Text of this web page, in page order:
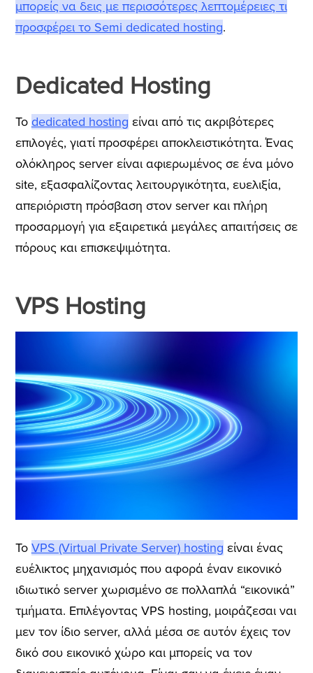
μπορείς να δεις με περισσότερες λεπτομέρειες τι
προσφέρει το Semi dedicated hosting.
Dedicated Hosting
Το dedicated hosting είναι από τις ακριβότερες
επιλογές, γιατί προσφέρει αποκλειστικότητα.Ένας
ολόκληρος server είναι αφιερωμένος σε ένα μόνο
site, εξασφαλίζοντας λειτουργικότητα, ευελιξία,
απεριόριστη πρόσβαση στον server και πλήρη
προσαρμογή για εξαιρετικά μεγάλες απαιτήσεις σε
πόρους και επισκεψιμότητα.
VPS Hosting
Το VPS (Virtual Private Server) hosting είναι ένας
ευέλικτος μηχανισμός που αφορά έναν εικονικό
ιδιωτικό server χωρισμένο σε πολλαπλά “εικονικά”
τμήματα. Επιλέγοντας VPS hosting, μοιράζεσαι ναι
μεν τον ίδιο server, αλλά μέσα σε αυτόν έχεις τον
δικό σου εικονικό χώρο και μπορείς να τον